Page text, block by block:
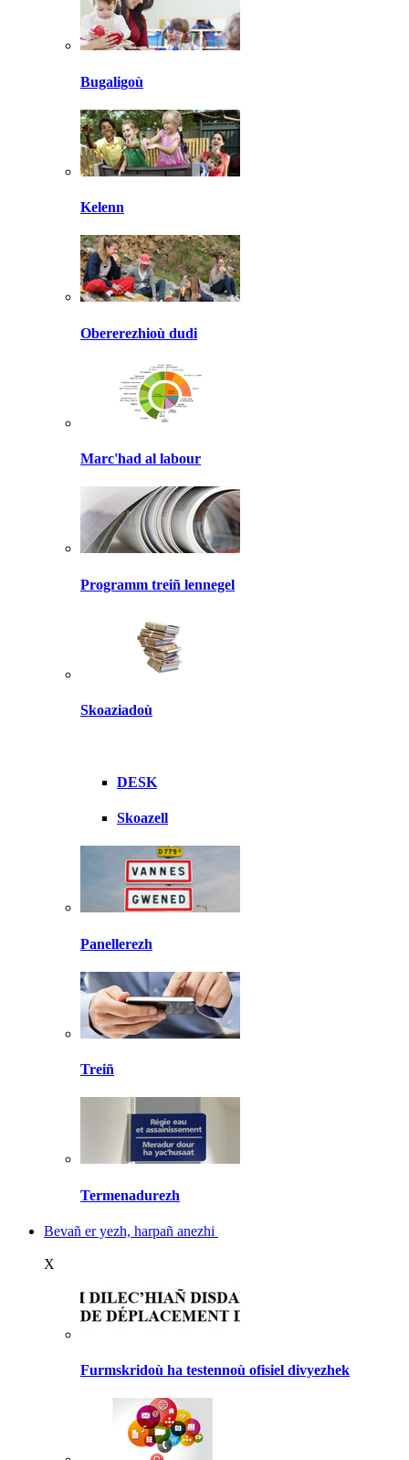
Bugaligoù
Kelenn
Obererezhioù dudi
Marc'had al labour
Programm treiñ lennegel
Skoaziadoù
DESK
Skoazell
Panellerezh
Treiñ
Termenadurezh
Bevañ er yezh, harpañ anezhi
X
Furmskridoù ha testennoù ofisiel divyezhek